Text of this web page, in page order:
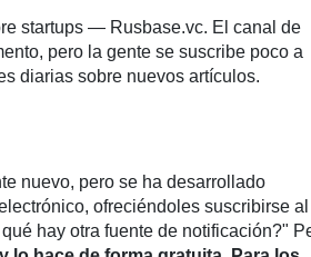
startups — Rusbase.vc. El canal de
pero la gente se suscribe poco a
diarias sobre nuevos artículos.
nuevo, pero se ha desarrollado
ofreciéndoles suscribirse al
hay otra fuente de notificación?"